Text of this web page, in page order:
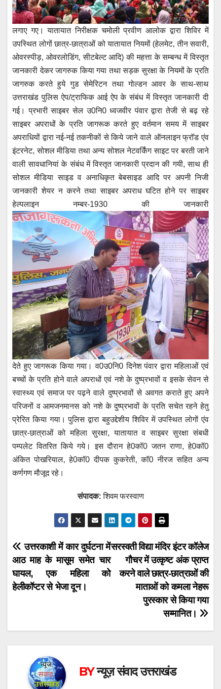
लगाए गए। यातायात निरीक्षक चमोली प्रवीण आलोक द्वारा शिविर में
उपस्थित लोगों छात्र-छात्राओं को यातायात नियमों (हेलमेट, तीन सवारी,
ओवरस्पीड़, ओवरलोडिंग, सीटबेल्ट आदि) की महत्ता के सम्बन्ध में विस्तृत
जानकारी देकर जागरुक किया गया तथा सड़क सुरक्षा के नियमों के प्रति
जागरुक करते हुये गुड सेमेरिटन तथा गोल्डन आवर के साथ-साथ
उत्तराखंड पुलिस ऐप/ट्राफिक आई ऐप के संबंध में विस्तृत जानकारी दी
गई। प्रभारी साइबर सेल उ0नि0 ध्वजवीर पंवार द्वारा तेजी से बढ़ रहे
साइबर अपराधों के प्रति जागरूक करते हुए वर्तमान समय में साइबर
अपराधियों द्वारा नई-नई तकनीकों से किये जाने वाले ऑनलाइन फ्रॉड एंव
इंटरनेट, सोशल मीडिया तथा अन्य सोशल नेटवर्किंग साइट पर बरती जाने
वाली सावधानियां के संबंध में विस्तृत जानकारी प्रदान की गयी, साथ ही
सोशल मीडिया साइड व अनाधिकृत बेबसाइड आदि पर अपनी निजी
जानकारी शेयर न करने तथा साइबर अपराध घटित होने पर साइबर
हेल्पलाइन नम्बर-1930 की जानकारी
देते हुए जागरूक किया गया। व0उ0नि0 दिनेश पंवार द्वारा महिलाओं एवं
बच्चों के प्रति होने वाले अपराधों एवं नशे के दुष्प्रभावों व इसके सेवन से
स्वास्थ्य एवं समाज पर पढ़ने वाले दुष्प्रभावों से अवगत कराते हुए अपने
परिजनों व आमजनमानस को नशे के दुष्प्रभावों के प्रति सचेत रहने हेतु
प्रेरित किया गया। पुलिस द्वारा बहुउद्देशीय शिविर में उपस्थित लोगों एंव
छात्र-छात्राओं को महिला सुरक्षा, यातायात व साइबर सुरक्षा संबधी
पम्पलेट वितरित किये गये। इस दौरान हे0कॉ0 जतन राणा, हे0कॉ0
अंकित पोखरियाल, हे0कॉ0 दीपक कुकरेती, कॉ0 नीरज सहित अन्य
कर्णगण मौजूद रहे।
संपादक: शिवम फरस्वाण
Post
navigation
सरस्वती विद्या मंदिर इंटर कॉलेज
गौचर में उत्कृष्ट अंक प्राप्त
करने वाले छात्र-छात्राओं की
माताओं को कमला नेहरू
पुरस्कार से किया गया
सम्मानित।
उत्तरकाशी में कार दुर्घटना में
आठ माह के मासूम समेत चार
घायल, एक महिला को
हेलीकॉप्टर से भेजा दून।
BYन्यूज़ संवाद उत्तराखंड